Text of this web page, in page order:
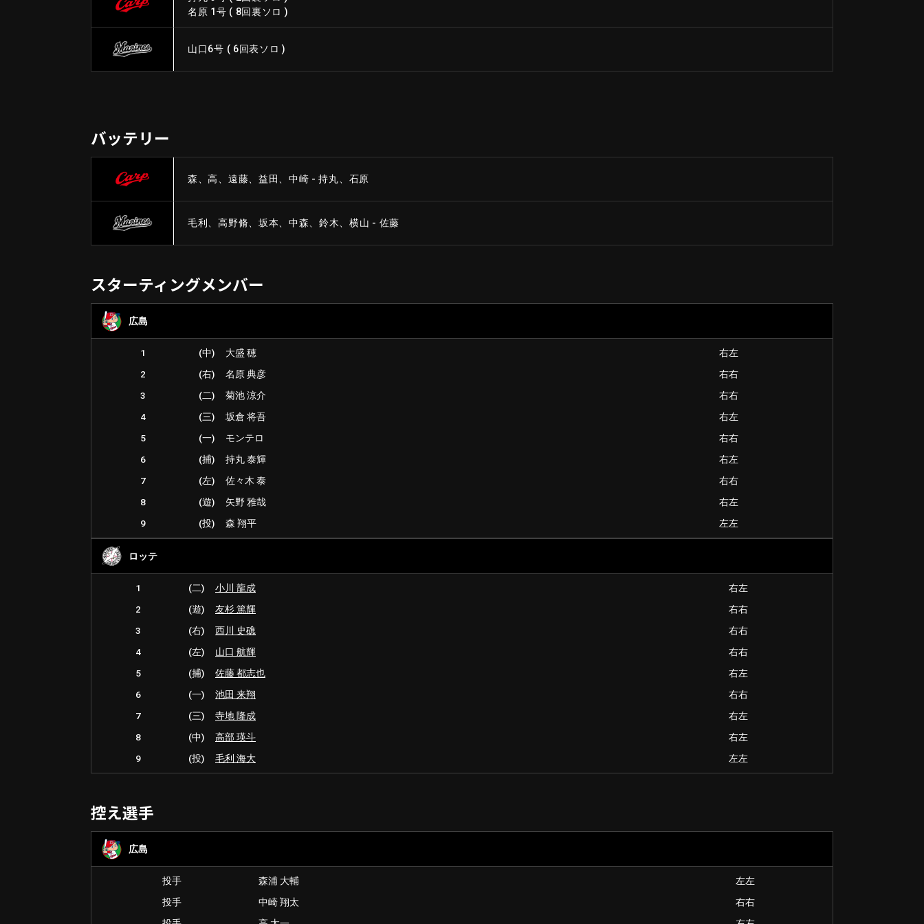
名原 1号 ( 8回裏ソロ )
山口6号 ( 6回表ソロ )
バッテリー
森、高、遠藤、益田、中崎 - 持丸、石原
毛利、高野脩、坂本、中森、鈴木、横山 - 佐藤
スターティングメンバー
広島
1 (中) 大盛 穂
右左
2
(右) 名原 典彦
右右
3
(二) 菊池 涼介
右右
4
(三) 坂倉 将吾
右左
5
(一) モンテロ
右右
6
(捕) 持丸 泰輝
右左
7
(左) 佐々木 泰
右右
8
(遊) 矢野 雅哉
右左
9
(投) 森 翔平 左左
ロッテ
1 (二) 小川 龍成
右左
2
(遊) 友杉 篤輝
右右
3
(右) 西川 史礁
右右
4
(左) 山口 航輝
右右
5
(捕) 佐藤 都志也
右左
6
(一) 池田 来翔
右右
7
(三) 寺地 隆成
右左
8
(中) 高部 瑛斗
右左
9
(投) 毛利 海大 左左
控え選手
広島
投手 森浦 大輔
左左
投手
中崎 翔太
右右